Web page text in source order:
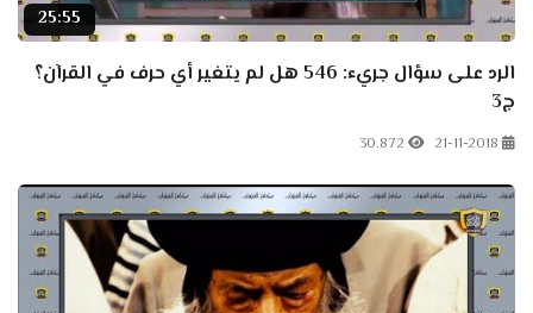
25:55
الرد على سؤال جريء: 546 هل لم يتغير أي حرف في القرآن؟
ج3
21-11-2018
30.872